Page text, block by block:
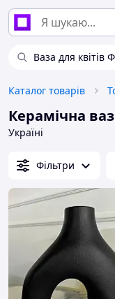
Ваза для квітів
Каталог товарів
Керамічна
Україні
Фільтри